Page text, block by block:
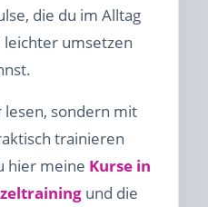
die du im Alltag
umsetzen
sondern mit
trainieren
hier meine Kurse in
und die